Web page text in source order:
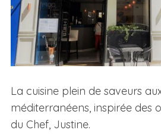
La cuisine plein de saveurs
méditerranéens, inspirée des
du Chef, Justine.